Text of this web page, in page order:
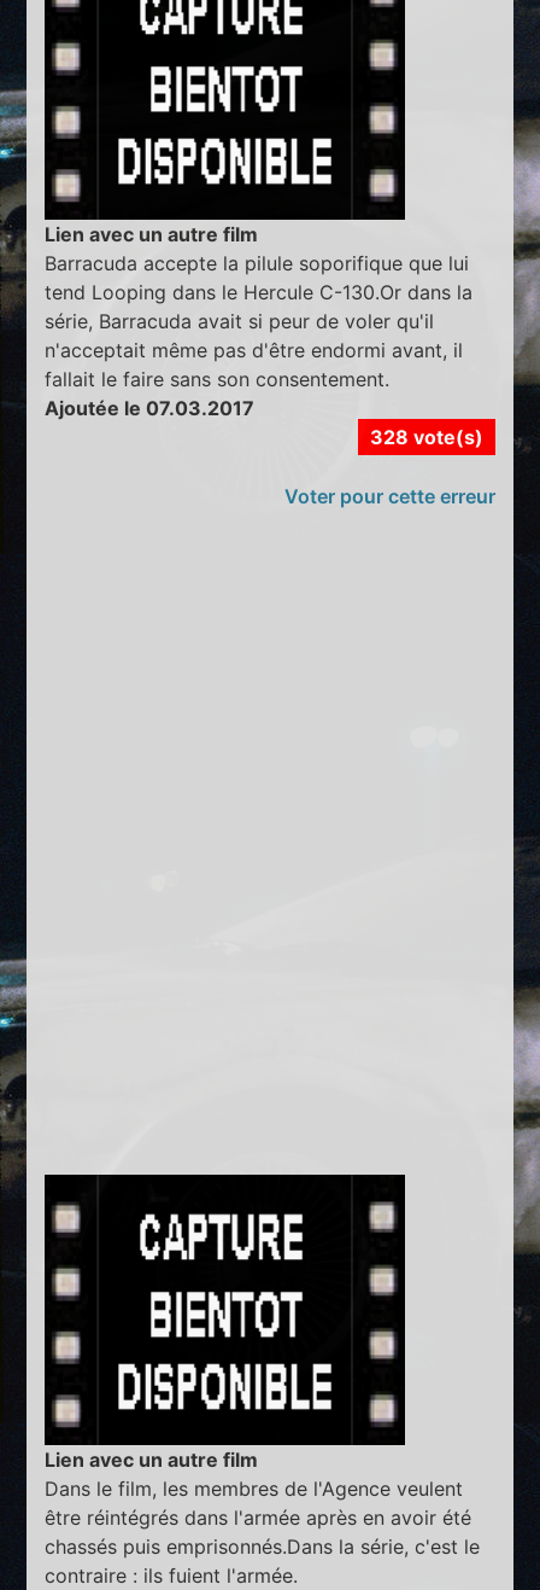
Lien avec un autre film
Barracuda accepte la pilule soporifique que lui
tend Looping dans le Hercule C-130.Or dans la
série, Barracuda avait si peur de voler qu'il
n'acceptait même pas d'être endormi avant, il
fallait le faire sans son consentement.
Ajoutée le 07.03.2017
328 vote(s)
Voter pour cette erreur
Lien avec un autre film
Dans le film, les membres de l'Agence veulent
être réintégrés dans l'armée après en avoir été
chassés puis emprisonnés.Dans la série, c'est le
contraire : ils fuient l'armée.